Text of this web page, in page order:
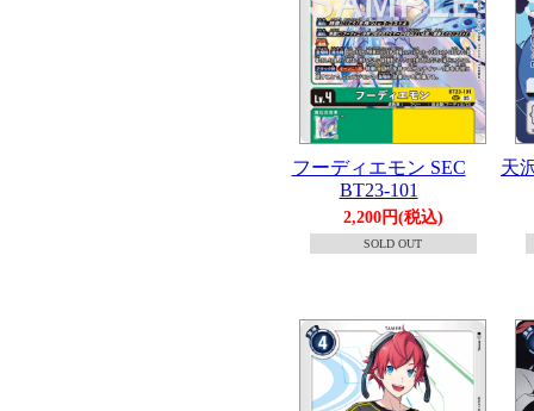
フーディエモン SEC
BT23-101
2,200円(税込)
SOLD OUT
天